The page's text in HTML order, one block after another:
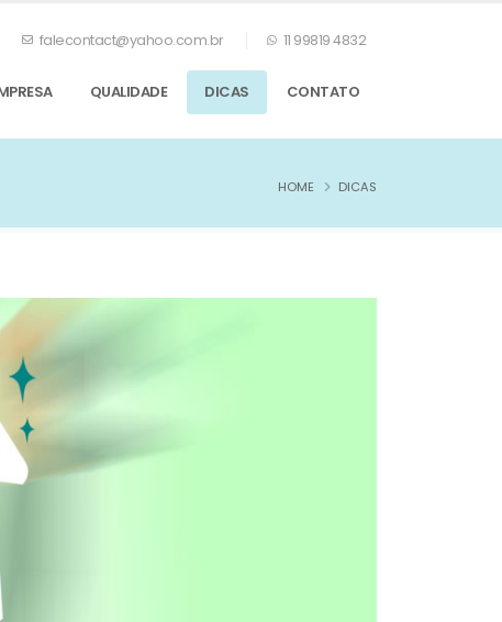
falecontact@yahoo.com.br 11 99819 4832
QUALIDADE DICAS CONTATO
HOME DICAS